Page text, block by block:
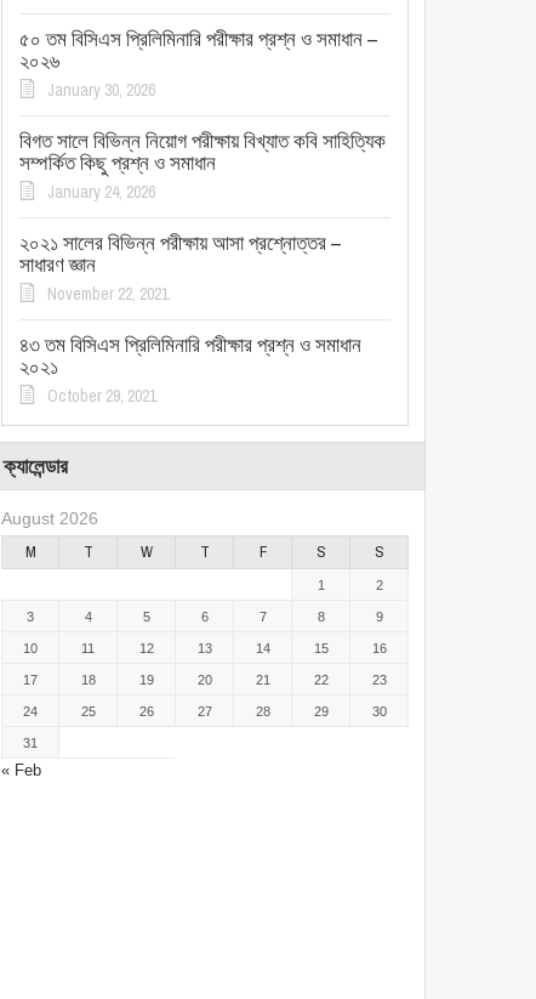
৫০ তম বিসিএস প্রিলিমিনারি পরীক্ষার প্রশ্ন ও সমাধান –
২০২৬
January 30, 2026
বিগত সালে বিভিন্ন নিয়োগ পরীক্ষায় বিখ্যাত কবি সাহিত্যিক
সম্পর্কিত কিছু প্রশ্ন ও সমাধান
January 24, 2026
২০২১ সালের বিভিন্ন পরীক্ষায় আসা প্রশ্নোত্তর –
সাধারণ জ্ঞান
November 22, 2021
৪৩ তম বিসিএস প্রিলিমিনারি পরীক্ষার প্রশ্ন ও সমাধান
২০২১
October 29, 2021
ক্যালেন্ডার
August 2026
M T W T F S S
« Feb
1 2
3 4 5 6 7 8 9
10 11 12 13 14 15 16
17 18 19 20 21 22 23
24 25 26 27 28 29 30
31